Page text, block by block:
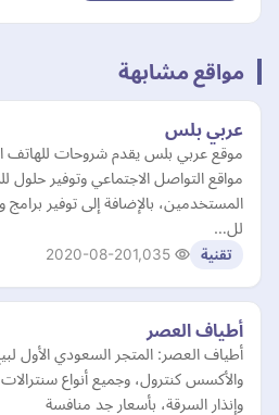
مواقع مشابهة
عربي بلس
موقع عربي بلس يقدم شروحات للهاتف
مواقع التواصل الاجتماعي وتوفير حلول
المستخدمين، بالإضافة إلى توفير برامج
لل…
تقنية 2020-08-20
أطياف العصر
أطياف العصر: المتجر السعودي الأول
والأكسس كنترول، وجميع أنواع سنترالات
وإنذار السرقة، بأسعار جد منافسة